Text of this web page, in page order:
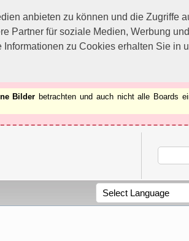
anbieten zu können und die Zugriffe
Partner für soziale Medien, Werbung
zu Cookies erhalten Sie in
Bilder betrachten und auch nicht alle Boards